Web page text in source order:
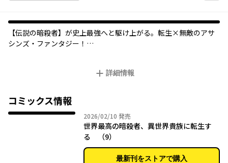
【伝説の暗殺者】が史上最強へと駆け上がる。転生×無敵のアサ
シンズ・ファンタジー！
者》を殺すこと】。現代であらゆる暗殺を可能にした幅広い知識
そのすべてが相乗効果をうみ、彼は史上並び立つものがいない暗
殺者へと成長していく。「面白い、まさか生まれ変わってもまた
暗殺することになるとはね」――転生した"伝説の暗殺者"が更なる高
みへと駆け上がる！ 限界突破のアサシンズ・ファンタジー！！
詳細情報
コミックス情報
2026/02/10 2026年02月10日
発売
世界最高の暗殺者、異世界貴族に転生す
る （9）
最新刊をストアで購入